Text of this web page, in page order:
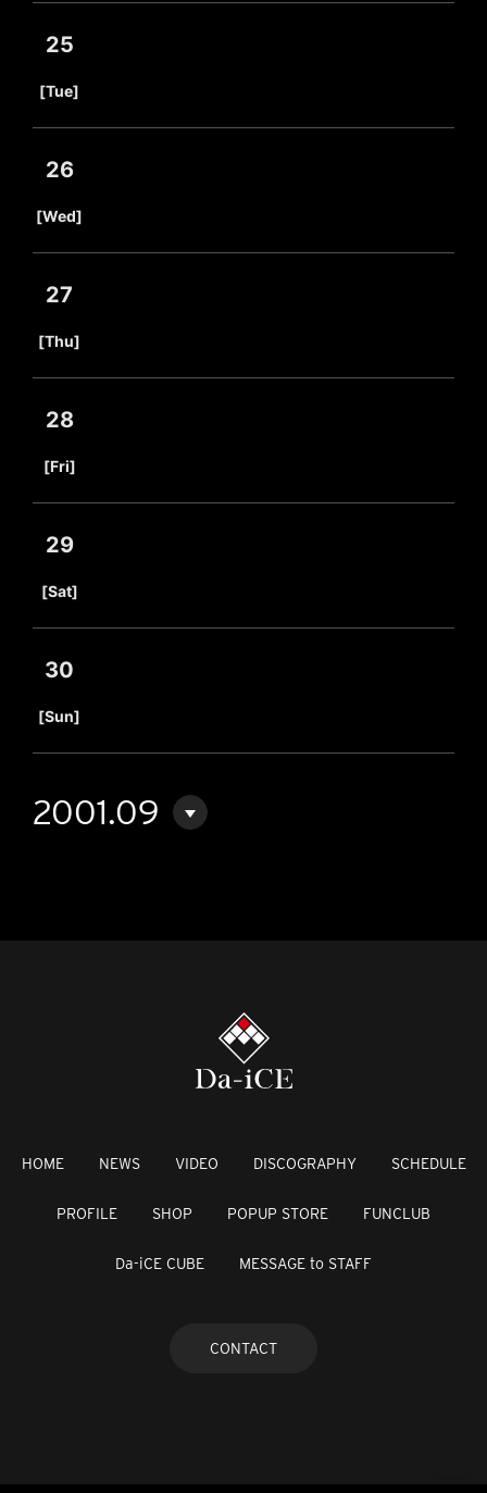
25
[Tue]
26
[Wed]
27
[Thu]
28
[Fri]
29
[Sat]
30
[Sun]
2001.09
HOME NEWS VIDEO DISCOGRAPHY SCHEDULE
PROFILE SHOP POPUP STORE FUNCLUB
Da-iCE CUBE MESSAGE to STAFF
CONTACT